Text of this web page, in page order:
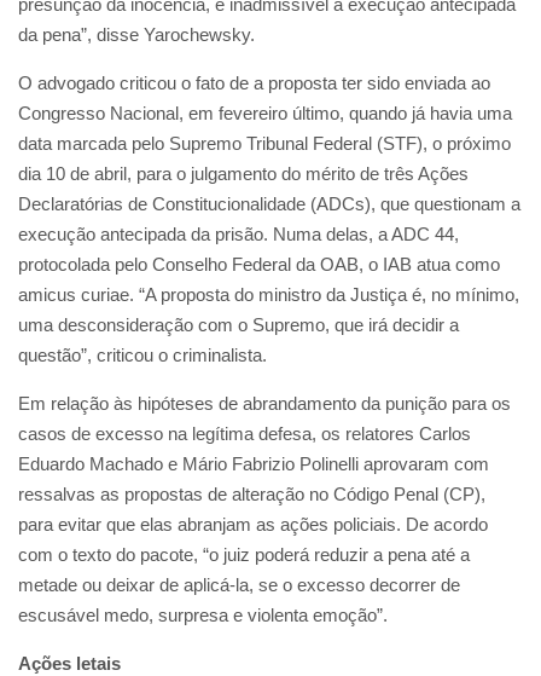
presunção da inocência, é inadmissível a execução antecipada
da pena”, disse Yarochewsky.
O advogado criticou o fato de a proposta ter sido enviada ao
Congresso Nacional, em fevereiro último, quando já havia uma
data marcada pelo Supremo Tribunal Federal (STF), o próximo
dia 10 de abril, para o julgamento do mérito de três Ações
Declaratórias de Constitucionalidade (ADCs), que questionam a
execução antecipada da prisão. Numa delas, a ADC 44,
protocolada pelo Conselho Federal da OAB, o IAB atua como
amicus curiae. “A proposta do ministro da Justiça é, no mínimo,
uma desconsideração com o Supremo, que irá decidir a
questão”, criticou o criminalista.
Em relação às hipóteses de abrandamento da punição para os
casos de excesso na legítima defesa, os relatores Carlos
Eduardo Machado e Mário Fabrizio Polinelli aprovaram com
ressalvas as propostas de alteração no Código Penal (CP),
para evitar que elas abranjam as ações policiais. De acordo
com o texto do pacote, “o juiz poderá reduzir a pena até a
metade ou deixar de aplicá-la, se o excesso decorrer de
escusável medo, surpresa e violenta emoção”.
Ações letais